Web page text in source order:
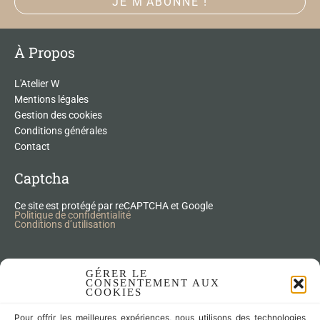
GÉRER LE
CONSENTEMENT AUX
COOKIES
Pour offrir les meilleures expériences, nous utilisons des technologies
À Propos
L'Atelier W
Mentions légales
Gestion des cookies
Conditions générales
Contact
Captcha
Ce site est protégé par reCAPTCHA et Google
Politique de confidentialité
Conditions d’utilisation
Nos Produits Upcycling